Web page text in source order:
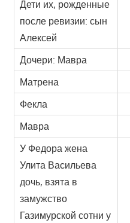
Дети их, рожденные
после ревизии: сын
Алексей
Дочери: Мавра
Матрена
Фекла
Мавра
У Федора жена
Улита Васильева
дочь, взята в
замужство
Газимурской сотни у